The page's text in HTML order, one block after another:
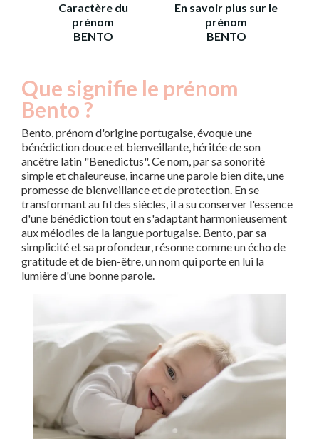
Caractère du
prénom
BENTO
En savoir plus sur le
prénom
BENTO
Que signifie le prénom
Bento ?
Bento, prénom d'origine portugaise, évoque une
bénédiction douce et bienveillante, héritée de son
ancêtre latin "Benedictus". Ce nom, par sa sonorité
simple et chaleureuse, incarne une parole bien dite, une
promesse de bienveillance et de protection. En se
transformant au fil des siècles, il a su conserver l'essence
d'une bénédiction tout en s'adaptant harmonieusement
aux mélodies de la langue portugaise. Bento, par sa
simplicité et sa profondeur, résonne comme un écho de
gratitude et de bien-être, un nom qui porte en lui la
lumière d'une bonne parole.